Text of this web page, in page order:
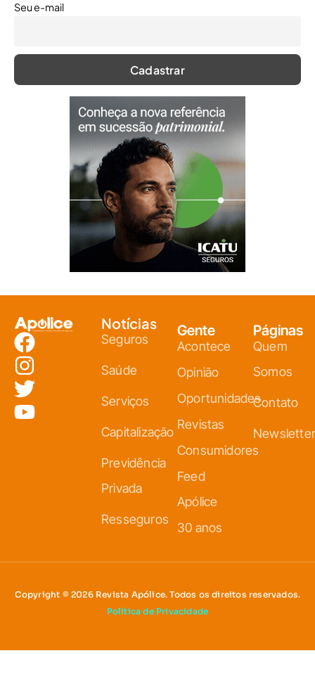
Seu e-mail
Notícias
Seguros
Saúde
Serviços
Capitalização
Previdência
Privada
Resseguros
Gente
Acontece
Opinião
Oportunidades
Revistas
Consumidores
Feed
Apólice
30 anos
Páginas
Quem
Somos
Contato
Newsletter
Copyright © 2026 Revista Apólice. Todos os direitos reservados.
Política de Privacidade